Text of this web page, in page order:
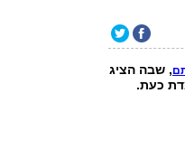
, שבה הציג
כעת.